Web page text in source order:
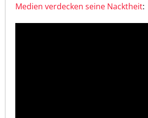
Medien verdecken seine Nacktheit: